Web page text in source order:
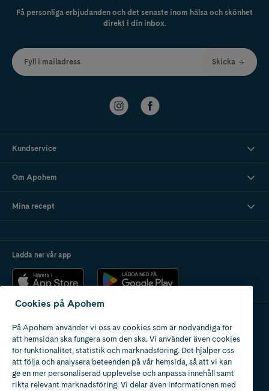
Få personliga erbjudanden och det senaste inom hälsa och skönhet
direkt i din inbox.
Fyll i mailadress Skicka
Kundservice
Om Apohem
Mina recept
Ladda ner vår app
Apotek med tillstånd
av Läkemedelsverket
Cookies på Apohem
På Apohem använder vi oss av cookies som är nödvändiga för
att hemsidan ska fungera som den ska. Vi använder även cookies
för funktionalitet, statistik och marknadsföring. Det hjälper oss
att följa och analysera beteenden på vår hemsida, så att vi kan
ge en mer personaliserad upplevelse och anpassa innehåll samt
rikta relevant marknadsföring. Vi delar även informationen med